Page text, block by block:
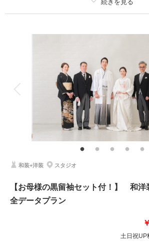
データ 360 カット
会食
家族用衣装レンタル
その他含むもの
衣装クリーニング代金、ランクアップ料金は含ま
小物等の持込料金は一切かかりません。ロケ地追加
和装と洋装迷ったら…どっちもしちゃいましょう
ット以上 □所要時間：約7時間
写真撮影料(ロケ地2か所)/ 全写真データ(ＤＶＤ－
婦衣装/ お着付/ ヘア＆メイクアップ/ スケジューリ
和装+洋装 スタジオ
【お母様の黒留袖セット付！】 和
全データプラン
￥
土日祝UP